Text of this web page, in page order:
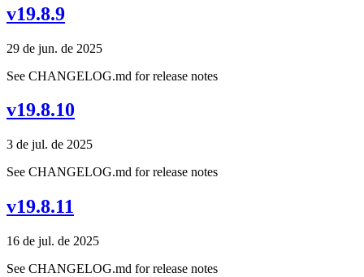
v19.8.9
29 de jun. de 2025
See CHANGELOG.md for release notes
v19.8.10
3 de jul. de 2025
See CHANGELOG.md for release notes
v19.8.11
16 de jul. de 2025
See CHANGELOG.md for release notes